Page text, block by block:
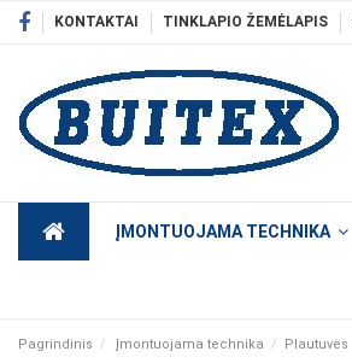
KONTAKTAI TINKLAPIO ŽEMĖLAPIS
ĮMONTUOJAMA TECHNIKA
Pagrindinis Įmontuojama technika Plautuvės